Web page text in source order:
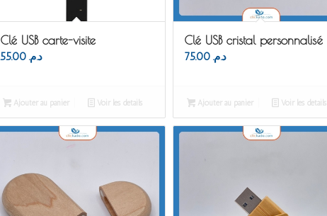
Clé USB carte-visite
د.م. 55.00
Ajouter au panier Voir les détails
Clé USB cristal personnalisé
د.م. 75.00
Ajouter au panier Voir les détails